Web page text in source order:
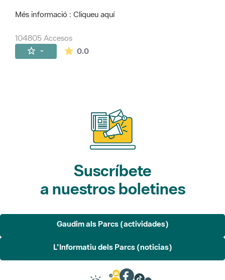
Més informació : Cliqueu aquí
104805 Accesos
- 0.0La valoración media es de 0 estrellas de
Suscríbete
a nuestros boletines
Gaudim als Parcs (actividades)
L'Informatiu dels Parcs (noticias)